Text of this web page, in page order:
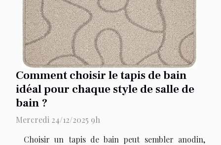
Comment choisir le tapis de bain
idéal pour chaque style de salle de
bain ?
Mercredi 24/12/2025 9h
Choisir un tapis de bain peut sembler anodin,